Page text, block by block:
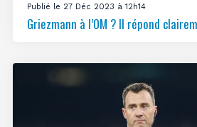
Publié le 27 Déc 2023 à 12h14
Griezmann à l’OM ? Il répond